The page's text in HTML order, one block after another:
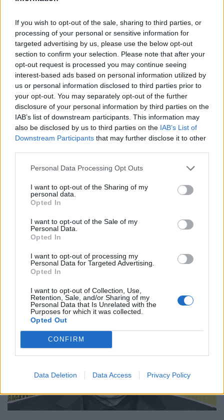
If you wish to opt-out of the sale, sharing to third parties, or
processing of your personal or sensitive information for
targeted advertising by us, please use the below opt-out
section to confirm your selection. Please note that after your
opt-out request is processed you may continue seeing
interest-based ads based on personal information utilized by
us or personal information disclosed to third parties prior to
your opt-out. You may separately opt-out of the further
disclosure of your personal information by third parties on the
IAB’s list of downstream participants. This information may
also be disclosed by us to third parties on the IAB’s List of
Downstream Participants that may further disclose it to other
Personal Data Processing Opt Outs
I want to opt-out of the Sharing of my
personal data.
Opted In
I want to opt-out of the Sale of my
Personal Data.
Opted In
I want to opt-out of processing my
Personal Data for Targeted Advertising.
Opted In
I want to opt-out of Collection, Use,
Retention, Sale, and/or Sharing of my
Personal Data that Is Unrelated with the
Purposes for which it was collected.
Opted Out
CONFIRM
Data Deletion Data Access Privacy Policy
Project από τη Lionsgate: ημερομηνία
Κινηματογράφος
“Victory”: Το αντιφασιστικό ποδοσφαιρικό
έπος του John Huston μοιάζει πιο επίκαιρο
από ποτέ
22.06.26
Μια επιστροφή στο "Victory" του John Huston
αποκαλύπτει πώς ένα κλασικό, «έντιμο» πολεμικό-αθλητικό
δράμα για αιχμαλώτους και προπαγάνδα αποκτά σήμερα πιο
σκοτεινές και πολιτικές αναγνώσεις.